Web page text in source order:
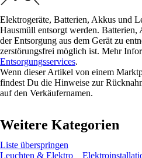
Elektrogeräte, Batterien, Akkus und
Hausmüll entsorgt werden.
der Entsorgung aus dem Gerät zu
zerstörungsfrei möglich ist. Mehr
Entsorgungsservices.
Wenn dieser Artikel von einem
findest Du die Hinweise zur
auf den Verkäufernamen.
Weitere Kategorien
Liste überspringen
Leuchten & Elektro